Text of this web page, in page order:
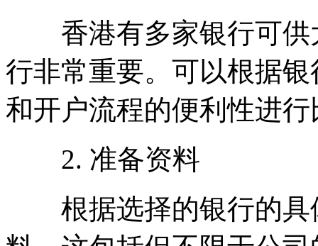
香港有多家银行可供
行非常重要。可以根据
和开户流程的便利性进行
2. 准备资料
根据选择的银行的具